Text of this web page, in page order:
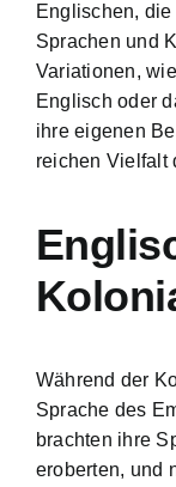
Englischen,
Sprachen und
Variationen,
Englisch oder
ihre eigenen
reichen Vielfalt
Während der
Sprache des
brachten ihre
eroberten, und